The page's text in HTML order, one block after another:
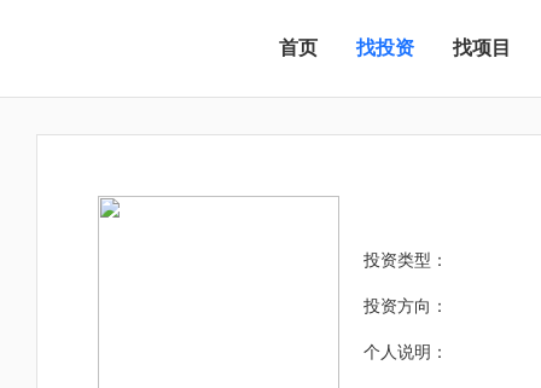
首页 找投资 找项目
投资类型：
投资方向：
个人说明：